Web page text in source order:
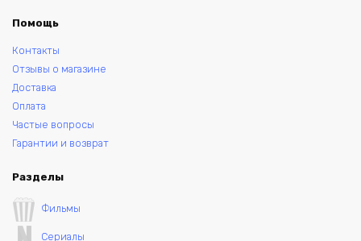
Помощь
Контакты
Отзывы о магазине
Доставка
Оплата
Частые вопросы
Гарантии и возврат
Разделы
Фильмы
Сериалы